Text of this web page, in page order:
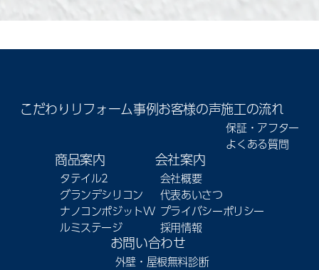
こだわり リフォーム事例お客様の声施工の流れ
保証・アフター
よくある質問
商品案内
タテイル2
グランデシリコン
ナノコンポジットW
ルミステージ
会社案内
会社概要
代表あいさつ
プライバシーポリシー
採用情報
お問い合わせ
外壁・屋根無料診断